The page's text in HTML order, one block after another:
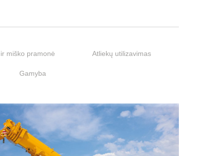
miško pramonė Atliekų utilizavimas
Gamyba